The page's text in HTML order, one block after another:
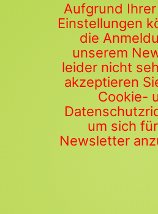
Aufgrund
Einstellungen
die
unserem
leider nicht
akzeptieren
Cookie-
um sich
Newsletter